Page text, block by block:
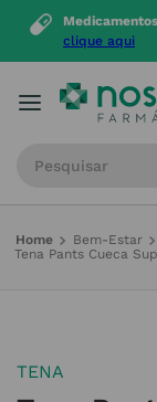
clique aqui
Bem-Estar
Tena Pants Cueca
TENA